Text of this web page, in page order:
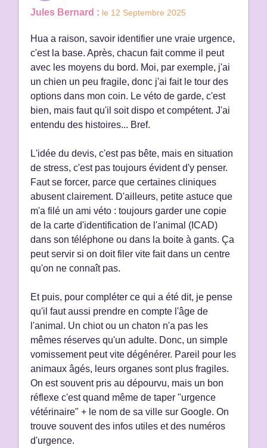
Jules Bernard : le 12 Septembre 2025
Hua a raison, savoir identifier une vraie urgence,
c'est la base. Après, chacun fait comme il peut
avec les moyens du bord. Moi, par exemple, j'ai
un chien un peu fragile, donc j'ai fait le tour des
options dans mon coin. Le véto de garde, c'est
bien, mais faut qu'il soit dispo et compétent. J'ai
entendu des histoires... Bref.
L'idée du devis, c'est pas bête, mais en situation
de stress, c'est pas toujours évident d'y penser.
Faut se forcer, parce que certaines cliniques
abusent clairement. D'ailleurs, petite astuce que
m'a filé un ami véto : toujours garder une copie
de la carte d'identification de l'animal (ICAD)
dans son téléphone ou dans la boite à gants. Ça
peut servir si on doit filer vite fait dans un centre
qu'on ne connaît pas.
Et puis, pour compléter ce qui a été dit, je pense
qu'il faut aussi prendre en compte l'âge de
l'animal. Un chiot ou un chaton n'a pas les
mêmes réserves qu'un adulte. Donc, un simple
vomissement peut vite dégénérer. Pareil pour les
animaux âgés, leurs organes sont plus fragiles.
On est souvent pris au dépourvu, mais un bon
réflexe c'est quand même de taper "urgence
vétérinaire" + le nom de sa ville sur Google. On
trouve souvent des infos utiles et des numéros
d'urgence.